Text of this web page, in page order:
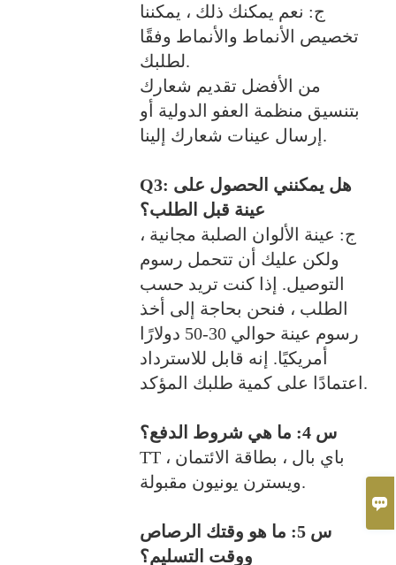

ج: نعم يمكنك ذلك ، يمكننا
تخصيص الأنماط والأنماط وفقًا
لطلبك.
من الأفضل تقديم شعارك
بتنسيق منظمة العفو الدولية أو
إرسال عينات شعارك إلينا.
Q3: هل يمكنني الحصول على
عينة قبل الطلب؟
ج: عينة الألوان الصلبة مجانية ،
ولكن عليك أن تتحمل رسوم
التوصيل. إذا كنت تريد حسب
الطلب ، فنحن بحاجة إلى أخذ
رسوم عينة حوالي 30-50 دولارًا
أمريكيًا. إنه قابل للاسترداد
اعتمادًا على كمية طلبك المؤكد.
س 4: ما هي شروط الدفع؟
TT باي بال ، بطاقة الائتمان ،
ويسترن يونيون مقبولة.
س 5: ما هو وقتك الرصاص
ووقت التسليم؟